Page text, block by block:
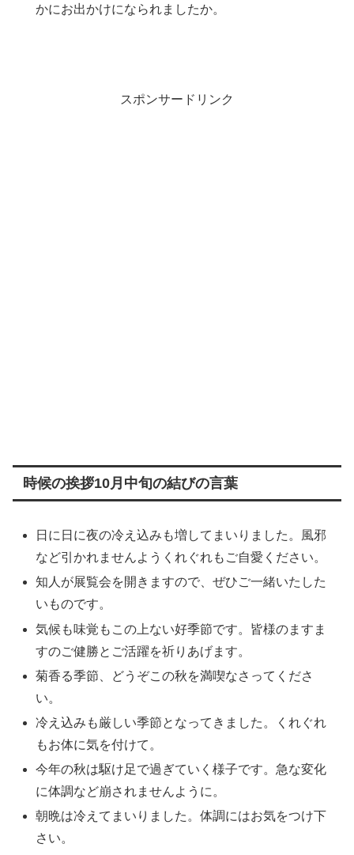
かにお出かけになられましたか。
スポンサードリンク
時候の挨拶10月中旬の結びの言葉
日に日に夜の冷え込みも増してまいりました。風邪
など引かれませんようくれぐれもご自愛ください。
知人が展覧会を開きますので、ぜひご一緒いたした
いものです。
気候も味覚もこの上ない好季節です。皆様のますま
すのご健勝とご活躍を祈りあげます。
菊香る季節、どうぞこの秋を満喫なさってくださ
い。
冷え込みも厳しい季節となってきました。くれぐれ
もお体に気を付けて。
今年の秋は駆け足で過ぎていく様子です。急な変化
に体調など崩されませんように。
朝晩は冷えてまいりました。体調にはお気をつけ下
さい。